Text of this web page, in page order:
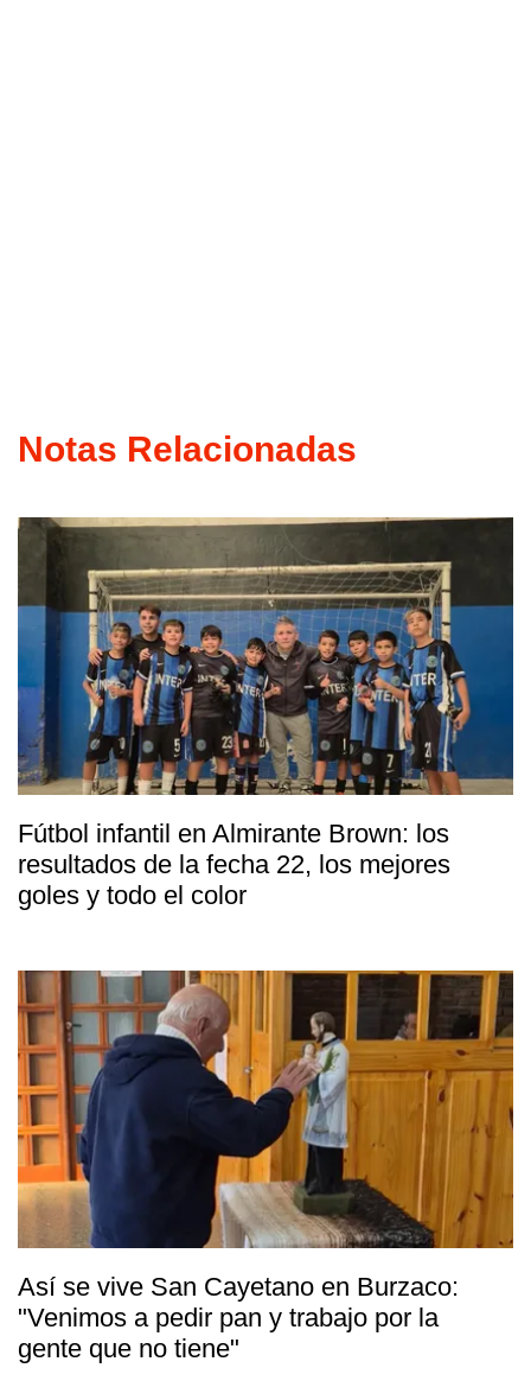
Notas Relacionadas
Fútbol infantil en Almirante Brown: los
resultados de la fecha 22, los mejores
goles y todo el color
Así se vive San Cayetano en Burzaco:
"Venimos a pedir pan y trabajo por la
gente que no tiene"